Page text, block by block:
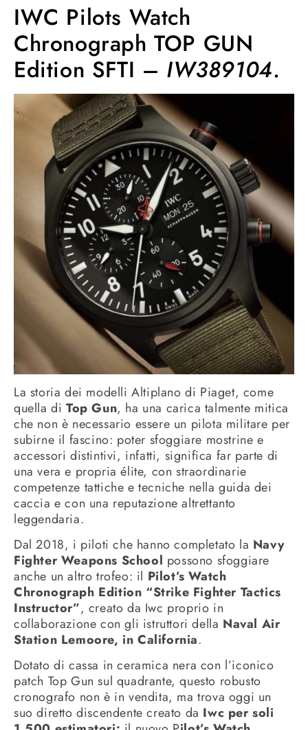
IWC Pilots Watch
Chronograph TOP GUN
Edition SFTI – IW389104.
La storia dei modelli Altiplano di Piaget, come
quella di Top Gun, ha una carica talmente mitica
che non è necessario essere un pilota militare per
subirne il fascino: poter sfoggiare mostrine e
accessori distintivi, infatti, significa far parte di
una vera e propria élite, con straordinarie
competenze tattiche e tecniche nella guida dei
caccia e con una reputazione altrettanto
leggendaria.
Dal 2018, i piloti che hanno completato la Navy
Fighter Weapons School possono sfoggiare
anche un altro trofeo: il Pilot’s Watch
Chronograph Edition “Strike Fighter Tactics
Instructor”, creato da Iwc proprio in
collaborazione con gli istruttori della Naval Air
Station Lemoore, in California.
Dotato di cassa in ceramica nera con l’iconico
patch Top Gun sul quadrante, questo robusto
cronografo non è in vendita, ma trova oggi un
suo diretto discendente creato da Iwc per soli